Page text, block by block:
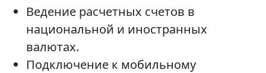
Ведение расчетных счетов в
национальной и иностранных
валютах.
Подключение к мобильному